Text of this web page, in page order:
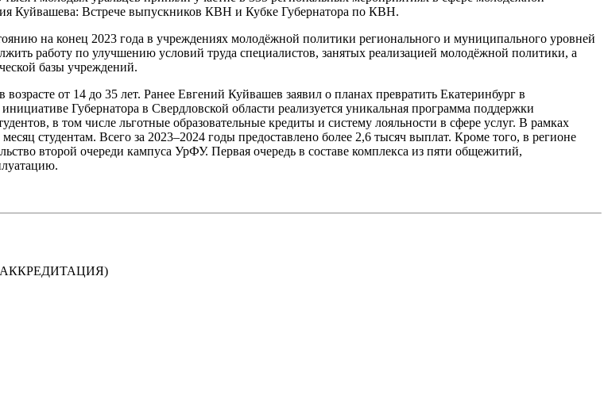
Куйвашева: Встрече выпускников КВН и Кубке Губернатора по КВН.
на конец 2023 года в учреждениях молодёжной политики регионального и муниципального уровней
работу по улучшению условий труда специалистов, занятых реализацией молодёжной политики, а
базы учреждений.
от 14 до 35 лет. Ранее Евгений Куйвашев заявил о планах превратить Екатеринбург в
Губернатора в Свердловской области реализуется уникальная программа поддержки
в том числе льготные образовательные кредиты и систему лояльности в сфере услуг. В рамках
студентам. Всего за 2023–2024 годы предоставлено более 2,6 тысяч выплат. Кроме того, в регионе
второй очереди кампуса УрФУ. Первая очередь в составе комплекса из пяти общежитий,